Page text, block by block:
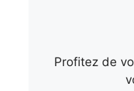
Profitez de